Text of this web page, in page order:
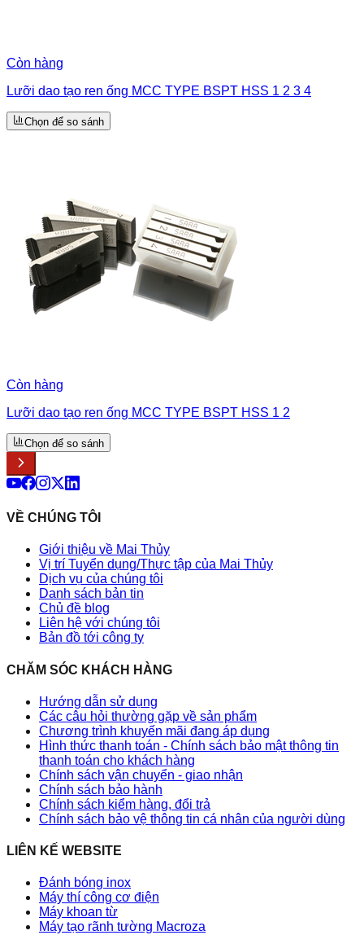
Còn hàng
Lưỡi dao tạo ren ống MCC TYPE BSPT HSS 1 2 3 4
Chọn để so sánh
Còn hàng
Lưỡi dao tạo ren ống MCC TYPE BSPT HSS 1 2
Chọn để so sánh
VỀ CHÚNG TÔI
Giới thiệu về Mai Thủy
Vị trí Tuyển dụng/Thực tập của Mai Thủy
Dịch vụ của chúng tôi
Danh sách bản tin
Chủ đề blog
Liên hệ với chúng tôi
Bản đồ tới công ty
CHĂM SÓC KHÁCH HÀNG
Hướng dẫn sử dụng
Các câu hỏi thường gặp về sản phẩm
Chương trình khuyến mãi đang áp dụng
Hình thức thanh toán - Chính sách bảo mật thông tin
thanh toán cho khách hàng
Chính sách vận chuyển - giao nhận
Chính sách bảo hành
Chính sách kiểm hàng, đổi trả
Chính sách bảo vệ thông tin cá nhân của người dùng
LIÊN KẾ WEBSITE
Đánh bóng inox
Máy thí công cơ điện
Máy khoan từ
Máy tạo rãnh tường Macroza